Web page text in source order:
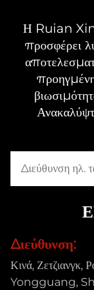
Η Ruian
προσφέρει
Διεύθυνση:
Κινά, Ζετζιανγκ,
Yongguang,